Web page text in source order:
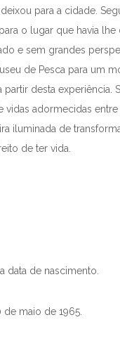
para a cidade.
o lugar que havia lhe
e sem grandes
de Pesca para um
desta experiência.
vidas adormecidas entre
iluminada de
de ter vida.
data de nascimento.
maio de 1965.